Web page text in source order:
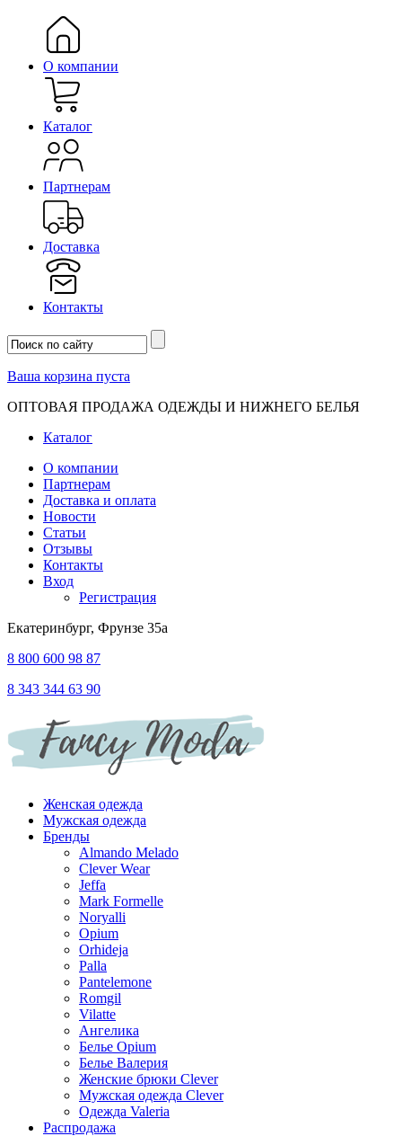
О компании
Каталог
Партнерам
Доставка
Контакты
Ваша корзина пуста
ОПТОВАЯ ПРОДАЖА ОДЕЖДЫ И НИЖНЕГО БЕЛЬЯ
Каталог
О компании
Партнерам
Доставка и оплата
Новости
Статьи
Отзывы
Контакты
Вход
Регистрация
Екатеринбург, Фрунзе 35а
8 800 600 98 87
8 343 344 63 90
Женская одежда
Мужская одежда
Бренды
Almando Melado
Clever Wear
Jeffa
Mark Formelle
Noryalli
Opium
Orhideja
Palla
Pantelemone
Romgil
Vilatte
Ангелика
Белье Opium
Белье Валерия
Женские брюки Clever
Мужская одежда Clever
Одежда Valeria
Распродажа